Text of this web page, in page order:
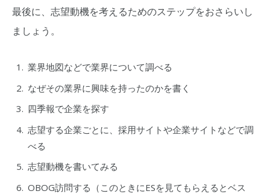
最後に、志望動機を考えるためのステップをおさらいし
ましょう。
業界地図などで業界について調べる
なぜその業界に興味を持ったのかを書く
四季報で企業を探す
志望する企業ごとに、採用サイトや企業サイトなどで調
べる
志望動機を書いてみる
OBOG訪問する（このときにESを見てもらえるとベス